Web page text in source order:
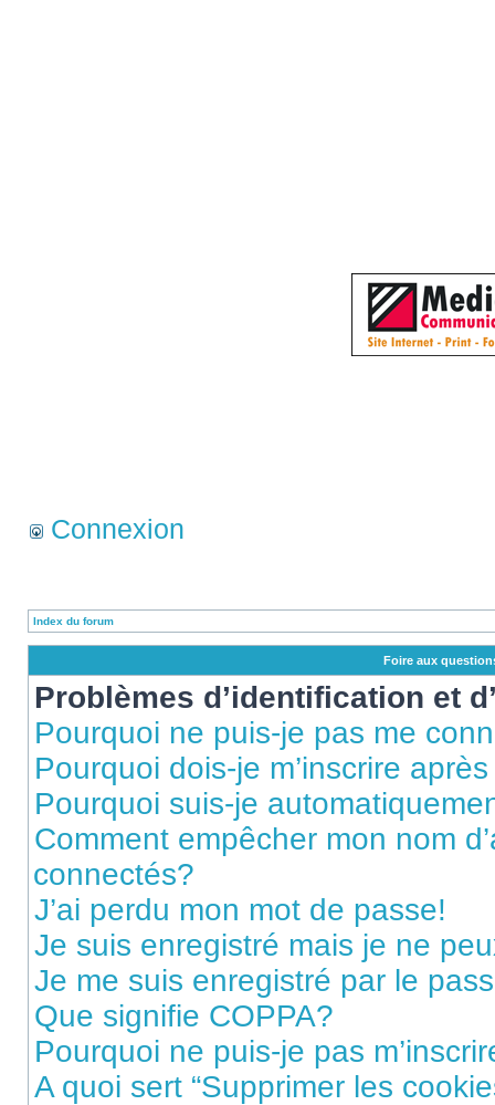
Connexion
Index du forum
Foire aux
Problèmes d’identification et
Pourquoi ne puis-je pas me
Pourquoi dois-je m’inscrire
Pourquoi suis-je
Comment empêcher mon nom
connectés?
J’ai perdu mon mot de passe!
Je suis enregistré mais je ne
Je me suis enregistré par le
Que signifie COPPA?
Pourquoi ne puis-je pas
A quoi sert “Supprimer les